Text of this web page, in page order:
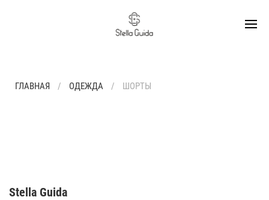
ГЛАВНАЯ ОДЕЖДА ШОРТЫ
Stella Guida